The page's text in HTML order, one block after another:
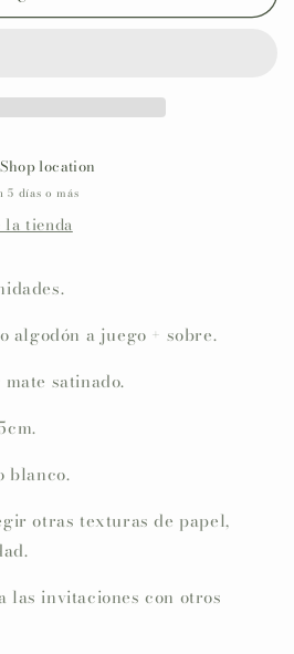
Shop location
5 días o más
la tienda
algodón a juego + sobre.
satinado.
blanco.
otras texturas de papel,
las invitaciones con otros